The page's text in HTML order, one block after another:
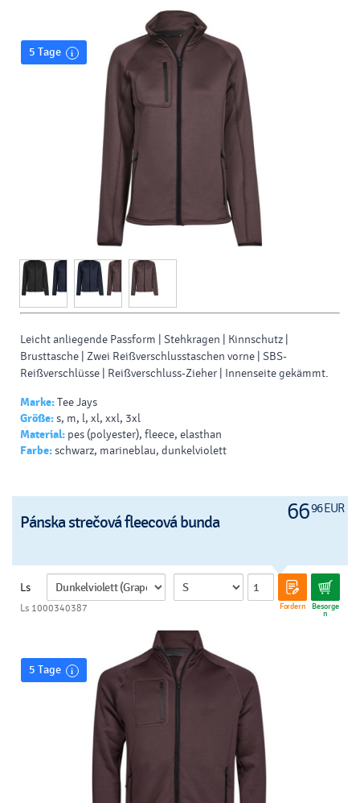
5 Tage
Leicht anliegende Passform | Stehkragen | Kinnschutz |
Brusttasche | Zwei Reißverschlusstaschen vorne | SBS-
Reißverschlüsse | Reißverschluss-Zieher | Innenseite gekämmt.
Marke:Tee Jays
Größe:s, m, l, xl, xxl, 3xl
Material: pes (polyester), fleece, elasthan
Farbe:schwarz, marineblau, dunkelviolett
6696 EUR
Pánska strečová fleecová bunda
Ls
Fordern Besorge
n
Ls 1000340387
5 Tage